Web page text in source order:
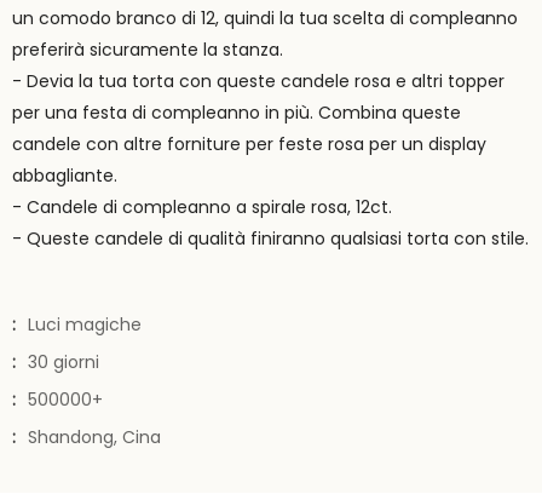
un comodo branco di 12, quindi la tua scelta di compleanno
preferirà sicuramente la stanza.
- Devia la tua torta con queste candele rosa e altri topper
per una festa di compleanno in più. Combina queste
candele con altre forniture per feste rosa per un display
abbagliante.
- Candele di compleanno a spirale rosa, 12ct.
- Queste candele di qualità finiranno qualsiasi torta con stile.
: Luci magiche
: 30 giorni
: 500000+
: Shandong, Cina